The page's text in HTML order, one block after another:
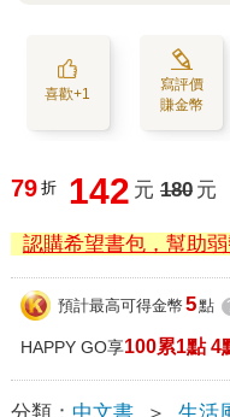
喜歡+1
寫評價
賺金幣
79 折 142 元 180 元
認購希望書包，幫助
預計最高可得金幣 5點
HAPPY GO享100累1點 4
分類： 中文書 ＞ 生活